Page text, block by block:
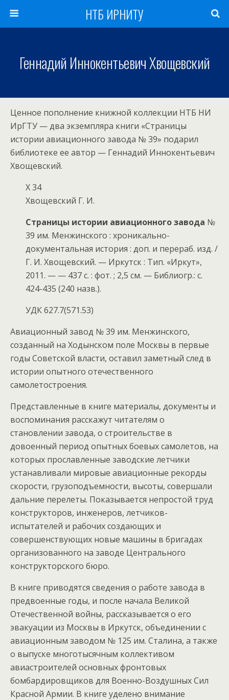
НТБ ИРНИТУ
Геннадий Иннокентьевич Хвощевский
Ценное пополнение книжной коллекции НТБ НИ
ИрГТУ — два экземпляра книги «Страницы
истории авиационного завода № 39» подарил
библиотеке ее автор — Геннадий Иннокентьевич
Хвощевский.
Х 34
Хвощевский Г. И.
Страницы истории авиационного завода №
39 им. Менжинского : хроникально-
документальная история : доп. и перераб. изд. /
Г. И. Хвощевский. — Иркутск : Тип. «Иркут»,
2011. — — 437 с. : фот. ; 2,5 см. — Библиогр.: с.
424-435 (240 назв.).
УДК 627.7(571.53)
Авиационный завод № 39 им. Менжинского,
созданный на Ходынском поле Москвы в первые
годы Советской власти, оставил заметный след в
истории опытного отечественного
самолетостроения.
Представленные в книге материалы, документы и
воспоминания расскажут читателям о
становлении завода, о строительстве в
довоенный период опытных боевых самолетов, на
которых прославленные заводские летчики
устанавливали мировые авиационные рекорды
скорости, грузоподъемности, высоты, совершали
дальние перелеты. Показывается непростой труд
конструкторов, инженеров, летчиков-
испытателей и рабочих создающих и
совершенствующих новые машины в бригадах
организованного на заводе Центрального
конструкторского бюро.
В книге приводятся сведения о работе завода в
предвоенные годы, и после начала Великой
Отечественной войны, рассказывается о его
эвакуации из Москвы в Иркутск, объединении с
авиационным заводом № 125 им. Сталина, а также
о выпуске многотысячным коллективом
авиастроителей основных фронтовых
бомбардировщиков для Военно-Воздушных Сил
Красной Армии. В книге уделено внимание